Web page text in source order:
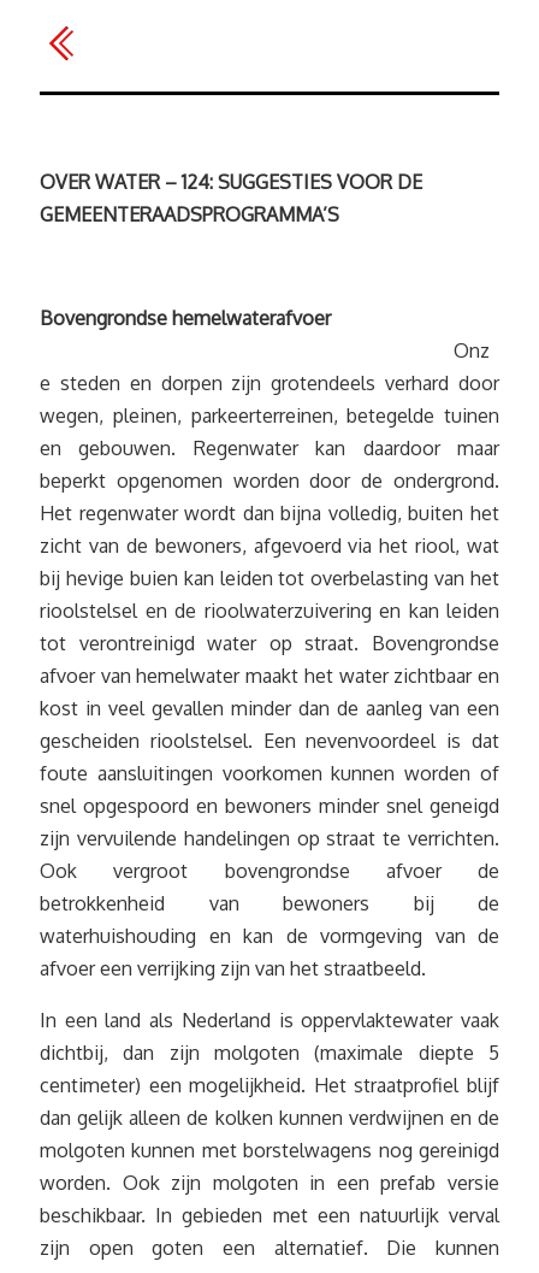
OVER WATER – 124: SUGGESTIES VOOR DE
GEMEENTERAADSPROGRAMMA’S
Bovengrondse hemelwaterafvoer
Onz
e steden en dorpen zijn grotendeels verhard door
wegen, pleinen, parkeerterreinen, betegelde tuinen
en gebouwen. Regenwater kan daardoor maar
beperkt opgenomen worden door de ondergrond.
Het regenwater wordt dan bijna volledig, buiten het
zicht van de bewoners, afgevoerd via het riool, wat
bij hevige buien kan leiden tot overbelasting van het
rioolstelsel en de rioolwaterzuivering en kan leiden
tot verontreinigd water op straat. Bovengrondse
afvoer van hemelwater maakt het water zichtbaar en
kost in veel gevallen minder dan de aanleg van een
gescheiden rioolstelsel. Een nevenvoordeel is dat
foute aansluitingen voorkomen kunnen worden of
snel opgespoord en bewoners minder snel geneigd
zijn vervuilende handelingen op straat te verrichten.
Ook vergroot bovengrondse afvoer de
betrokkenheid van bewoners bij de
waterhuishouding en kan de vormgeving van de
afvoer een verrijking zijn van het straatbeeld.
In een land als Nederland is oppervlaktewater vaak
dichtbij, dan zijn molgoten (maximale diepte 5
centimeter) een mogelijkheid. Het straatprofiel blijf
dan gelijk alleen de kolken kunnen verdwijnen en de
molgoten kunnen met borstelwagens nog gereinigd
worden. Ook zijn molgoten in een prefab versie
beschikbaar. In gebieden met een natuurlijk verval
zijn open goten een alternatief. Die kunnen